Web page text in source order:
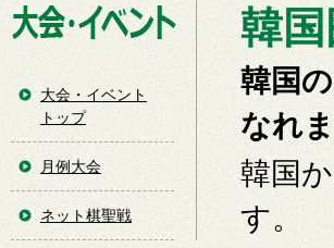
韓
韓国
なれま
韓国
す。
大会・イベント
トップ
月例大会
ネット棋聖戦